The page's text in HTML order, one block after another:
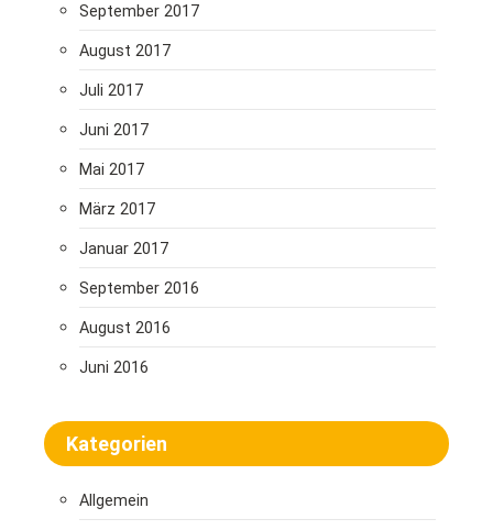
September 2017
August 2017
Juli 2017
Juni 2017
Mai 2017
März 2017
Januar 2017
September 2016
August 2016
Juni 2016
Kategorien
Allgemein